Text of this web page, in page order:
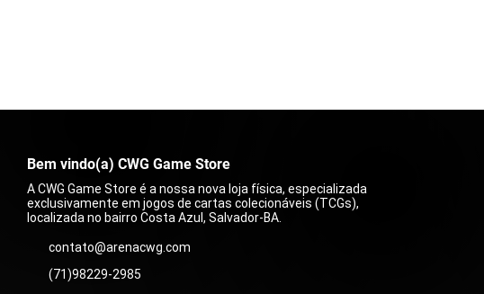
Bem vindo(a) CWG Game Store
A CWG Game Store é a nossa nova loja física, especializada
exclusivamente em jogos de cartas colecionáveis (TCGs),
localizada no bairro Costa Azul, Salvador-BA.
contato@arenacwg.com
(71)98229-2985